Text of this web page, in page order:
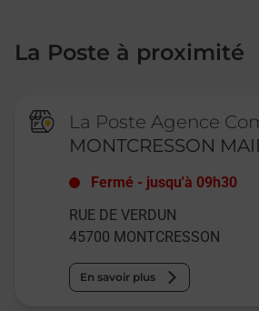
La Poste à proximité
La Poste Agence
MONTCRESSON
Fermé - jusqu'à 09h30
RUE DE VERDUN
45700 MONTCRESSON
En savoir plus